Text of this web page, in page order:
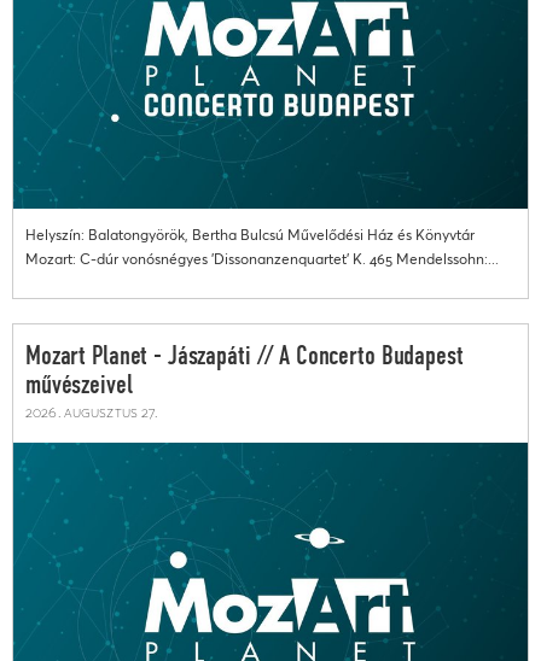
Helyszín: Balatongyörök, Bertha Bulcsú Művelődési Ház és Könyvtár
Mozart: C-dúr vonósnégyes 'Dissonanzenquartet' K. 465 Mendelssohn:...
Mozart Planet - Jászapáti // A Concerto Budapest
művészeivel
2026. augusztus 27.